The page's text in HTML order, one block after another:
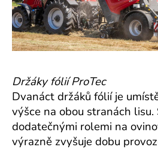
Držáky fólií ProTec
Dvanáct držáků fólií je
výšce na obou stranách lisu.
dodatečnými rolemi na
výrazně zvyšuje dobu